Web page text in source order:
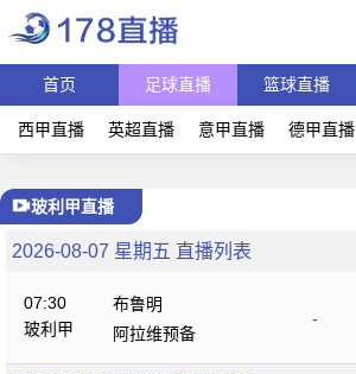
首页 足球直播 篮球直播
西甲直播 英超直播 意甲直播 德甲直播
玻利甲直播
2026-08-07 星期五 直播列表
07:30
玻利甲
布鲁明
-
阿拉维预备